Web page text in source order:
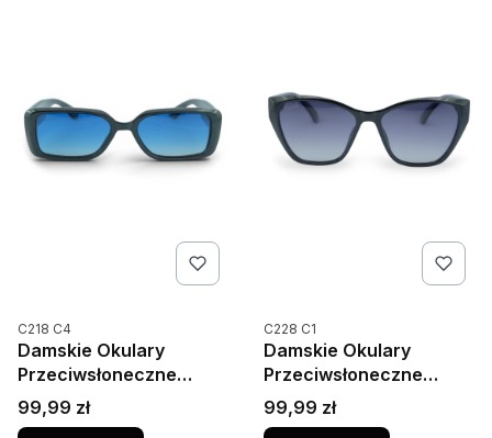
Kod produktu
C218 C4
Damskie Okulary
Przeciwsłoneczne
Polaryzacja UV400
Camilla 218C4 Czarne
Cena
99,99 zł
Kod produktu
C228 C1
Damskie Okulary
Przeciwsłoneczne
Polaryzacja UV400
Camilla 228C1 Czarny
Cena
99,99 zł